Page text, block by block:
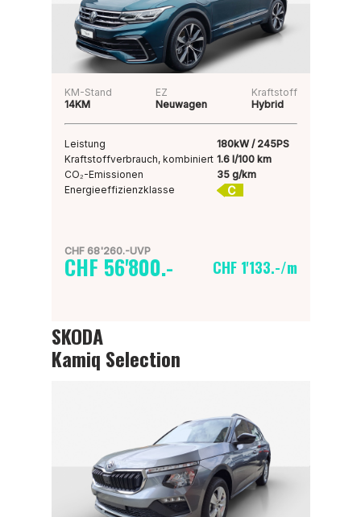
KM-Stand
14KM
EZ
Neuwagen
Kraftstoff
Hybrid
Leistung
180kW / 245PS
Kraftstoffverbrauch, kombiniert 1.6 l/100 km
CO₂-Emissionen
35 g/km
Energieeffizienzklasse
C
CHF 68'260.-UVP
CHF 56'800.- CHF 1'133.-/m
SKODA
Kamiq Selection